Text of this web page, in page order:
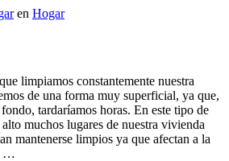
en Hogar
limpiamos constantemente nuestra
de una forma muy superficial, ya que,
tardaríamos horas. En este tipo de
muchos lugares de nuestra vivienda
mantenerse limpios ya que afectan a la
…